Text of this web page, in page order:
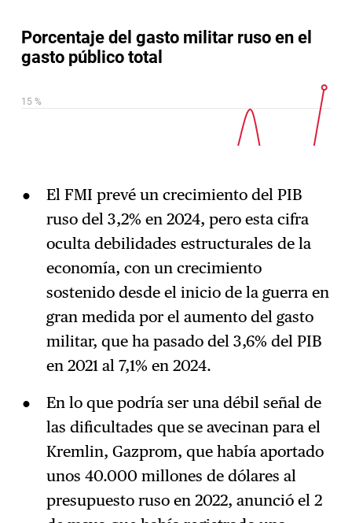
El FMI prevé un crecimiento del PIB
ruso del 3,2% en 2024, pero esta cifra
oculta debilidades estructurales de la
economía, con un crecimiento
sostenido desde el inicio de la guerra en
gran medida por el aumento del gasto
militar, que ha pasado del 3,6% del PIB
en 2021 al 7,1% en 2024.
En lo que podría ser una débil señal de
las dificultades que se avecinan para el
Kremlin, Gazprom, que había aportado
unos 40.000 millones de dólares al
presupuesto ruso en 2022, anunció el 2